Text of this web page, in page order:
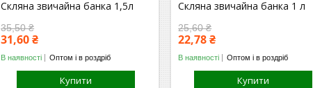
Скляна звичайна банка 1,5л
35,50 ₴
31,60 ₴
В наявності Оптом і в роздріб
Купити
Скляна звичайна банка 1 л
25,60 ₴
22,78 ₴
В наявності Оптом і в роздріб
Купити